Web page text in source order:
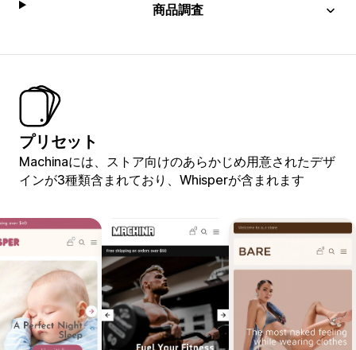
商品調査
プリセット
Machinaには、ストア向けのあらかじめ用意されたデザ
インが3種類含まれており、Whisperが含まれます